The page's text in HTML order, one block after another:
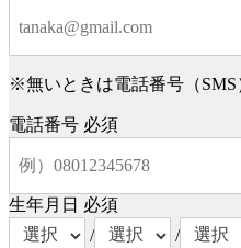
※無いときは電話番号（
電話番号 必須
生年月日 必須
/
/